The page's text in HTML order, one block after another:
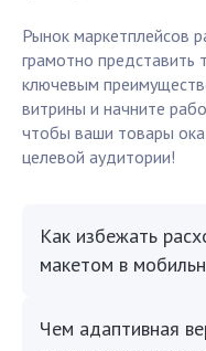
Рынок маркетплейсов
грамотно представить
ключевым
витрины и начните
чтобы ваши товары
целевой аудитории!
Как избежать
макетом в
Чем адаптивная